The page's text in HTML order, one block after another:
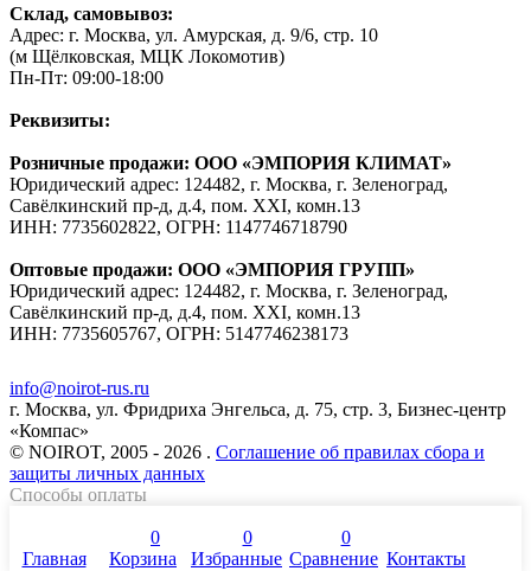
Склад, самовывоз:
Адрес: г. Москва, ул. Амурская, д. 9/6, стр. 10
(м Щёлковская, МЦК Локомотив)
Пн-Пт: 09:00-18:00
Реквизиты:
Розничные продажи: ООО «ЭМПОРИЯ КЛИМАТ»
Юридический адрес: 124482, г. Москва, г. Зеленоград,
Савёлкинский пр-д, д.4, пом. XXI, комн.13
ИНН: 7735602822, ОГРН: 1147746718790
Оптовые продажи: ООО «ЭМПОРИЯ ГРУПП»
Юридический адрес: 124482, г. Москва, г. Зеленоград,
Савёлкинский пр-д, д.4, пом. XXI, комн.13
ИНН: 7735605767, ОГРН: 5147746238173
info@noirot-rus.ru
г. Москва, ул. Фридриха Энгельса, д. 75, стр. 3, Бизнес-центр
«Компас»
© NOIROT, 2005 - 2026 . Соглашение об правилах сбора и
защиты личных данных
Способы оплаты
Главная
0
Корзина
0
Избранные
0
Сравнение Контакты